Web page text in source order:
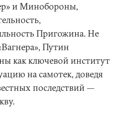
и Минобороны,
Пригожина. Не
Путин
как ключевой институт
на самотек, доведя
последствий —